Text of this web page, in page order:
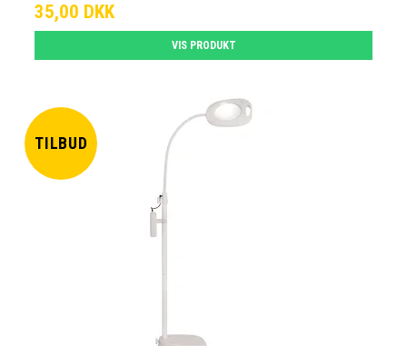
35,00 DKK
VIS PRODUKT
TILBUD